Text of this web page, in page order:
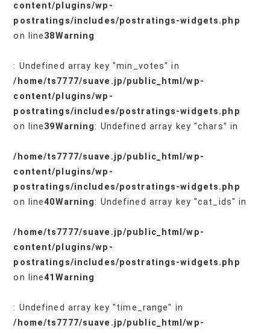
content/plugins/wp-
postratings/includes/postratings-widgets.php
on line38Warning
: Undefined array key "min_votes" in
/home/ts7777/suave.jp/public_html/wp-
content/plugins/wp-
postratings/includes/postratings-widgets.php
on line39Warning: Undefined array key "chars" in
/home/ts7777/suave.jp/public_html/wp-
content/plugins/wp-
postratings/includes/postratings-widgets.php
on line40Warning: Undefined array key "cat_ids" in
/home/ts7777/suave.jp/public_html/wp-
content/plugins/wp-
postratings/includes/postratings-widgets.php
on line41 Warning
: Undefined array key "time_range" in
/home/ts7777/suave.jp/public_html/wp-